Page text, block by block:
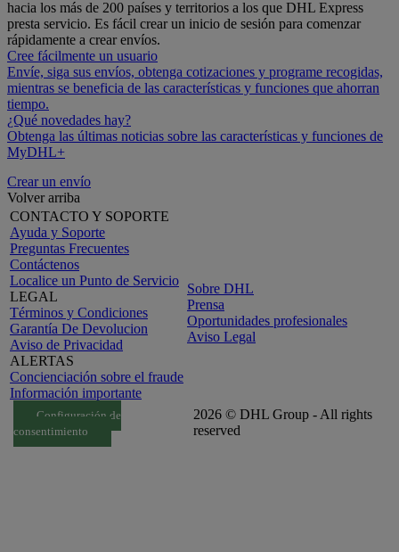
hacia los más de 200 países y territorios a los que DHL Express
presta servicio. Es fácil crear un inicio de sesión para comenzar
rápidamente a crear envíos.
Cree fácilmente un usuario
Envíe, siga sus envíos, obtenga cotizaciones y programe recogidas,
mientras se beneficia de las características y funciones que ahorran
tiempo.
¿Qué novedades hay?
Obtenga las últimas noticias sobre las características y funciones de
MyDHL+
Crear un envío
Volver arriba
CONTACTO Y SOPORTE
Ayuda y Soporte
Preguntas Frecuentes
Contáctenos
Localice un Punto de Servicio
LEGAL
Términos y Condiciones
Garantía De Devolucion
Aviso de Privacidad
ALERTAS
Concienciación sobre el fraude
Información importante
Sobre DHL
Prensa
Oportunidades profesionales
Aviso Legal
Configuración de
consentimiento
2026 © DHL Group - All rights
reserved